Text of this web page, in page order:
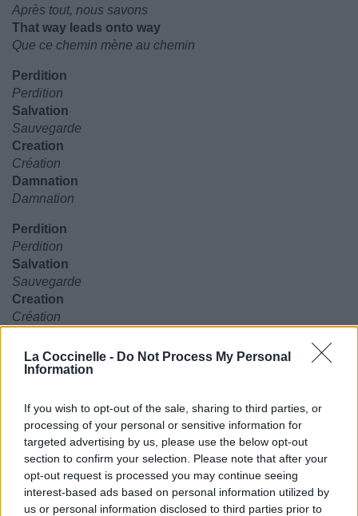
La Coccinelle - Do Not Process My Personal
Information
If you wish to opt-out of the sale, sharing to third parties, or
processing of your personal or sensitive information for
targeted advertising by us, please use the below opt-out
section to confirm your selection. Please note that after your
opt-out request is processed you may continue seeing
interest-based ads based on personal information utilized by
us or personal information disclosed to third parties prior to
Après tout, nous savons
That way leads onto way
Que ce chemin mène au chemin
Perdition
Perdition
Salvation
Sauvegarde
Creation
Création
Damnation
Damnation
Perdition
Perdition
Salvation
Sauvegarde
Creation
Création
Damnation
To another page of the tale
Vers une autre page du conte
Our battle cries presaging the story
Notre bataille annonce l'histoire à venir
Of clashings on armour plates
De chocs sur les armures de plates